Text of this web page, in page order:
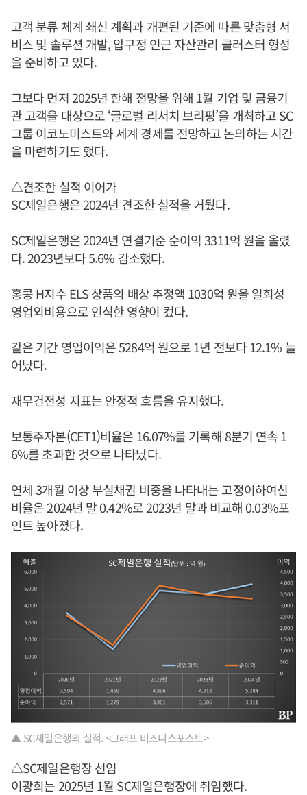
고객 분류 체계 쇄신 계획과 개편된 기준에 따른 맞춤형 서
비스 및 솔루션 개발, 압구정 인근 자산관리 클러스터 형성
을 준비하고 있다.
그보다 먼저 2025년 한해 전망을 위해 1월 기업 및 금융기
관 고객을 대상으로 ‘글로벌 리서치 브리핑’을 개최하고 SC
그룹 이코노미스트와 세계 경제를 전망하고 논의하는 시간
을 마련하기도 했다.
△견조한 실적 이어가
SC제일은행은 2024년 견조한 실적을 거뒀다.
SC제일은행은 2024년 연결기준 순이익 3311억 원을 올렸
다. 2023년보다 5.6% 감소했다.
홍콩 H지수 ELS 상품의 배상 추정액 1030억 원을 일회성
영업외비용으로 인식한 영향이 컸다.
같은 기간 영업이익은 5284억 원으로 1년 전보다 12.1% 늘
어났다.
재무건전성 지표는 안정적 흐름을 유지했다.
보통주자본(CET1)비율은 16.07%를 기록해 8분기 연속 1
6%를 초과한 것으로 나타났다.
연체 3개월 이상 부실채권 비중을 나타내는 고정이하여신
비율은 2024년 말 0.42%로 2023년 말과 비교해 0.03%포
인트 높아졌다.
▲ SC제일은행의 실적. <그래프 비즈니스포스트>
△SC제일은행장 선임
이광희는 2025년 1월 SC제일은행장에 취임했다.